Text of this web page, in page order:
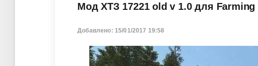
Мод ХТЗ 17221 old v 1.0 для Farming
Добавлено: 15/01/2017 19:58